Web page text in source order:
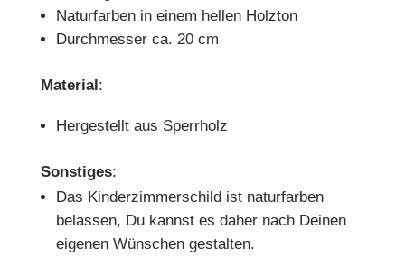
Naturfarben in einem hellen Holzton
Durchmesser ca. 20 cm
Material:
Hergestellt aus Sperrholz
Sonstiges:
Das Kinderzimmerschild ist naturfarben
belassen, Du kannst es daher nach Deinen
eigenen Wünschen gestalten.